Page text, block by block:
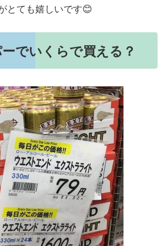
とても嬉しいです😊
でいくらで買える？